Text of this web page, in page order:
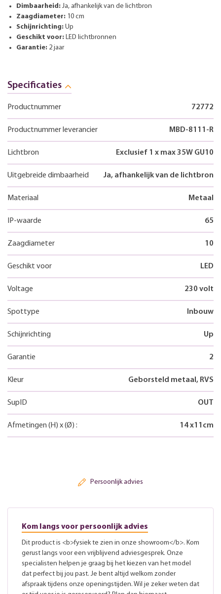
Dimbaarheid: Ja, afhankelijk van de lichtbron
Zaagdiameter: 10 cm
Schijnrichting: Up
Geschikt voor: LED lichtbronnen
Garantie: 2 jaar
Specificaties
Productnummer 72772
Productnummer leverancier MBD-8111-R
Lichtbron Exclusief 1 x max 35W GU10
Uitgebreide dimbaarheid Ja, afhankelijk van de lichtbron
Materiaal Metaal
IP-waarde 65
Zaagdiameter 10
Geschikt voor LED
Voltage 230 volt
Spottype Inbouw
Schijnrichting Up
Garantie 2
Kleur Geborsteld metaal, RVS
SupID OUT
Afmetingen (H) x(Ø) : 14x11 cm
Persoonlijk advies
Kom langs voor persoonlijk advies
Dit product is <b>fysiek te zien in onze showroom</b>. Kom
gerust langs voor een vrijblijvend adviesgesprek. Onze
specialisten helpen je graag bij het kiezen van het model
dat perfect bij jou past. Je bent altijd welkom zonder
afspraak tijdens onze openingstijden. Wil je zeker weten dat